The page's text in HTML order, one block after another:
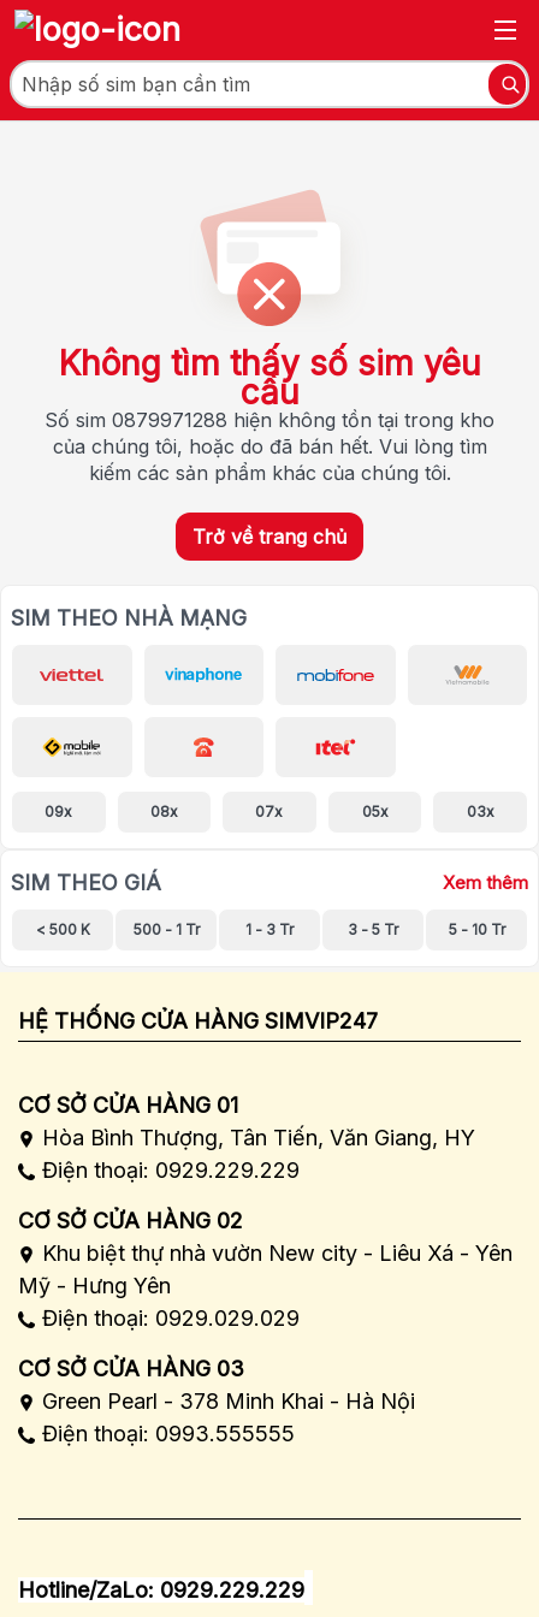
Không tìm thấy số sim yêu
cầu
Số sim 0879971288 hiện không tồn tại trong kho
của chúng tôi, hoặc do đã bán hết. Vui lòng tìm
kiếm các sản phẩm khác của chúng tôi.
Trở về trang chủ
SIM THEO NHÀ MẠNG
09x 08x 07x 05x 03x
SIM THEO GIÁ Xem thêm
< 500 K 500 - 1 Tr 1 - 3 Tr 3 - 5 Tr 5 - 10 Tr
HỆ THỐNG CỬA HÀNG SIMVIP247
CƠ SỞ CỬA HÀNG 01
Hòa Bình Thượng, Tân Tiến, Văn Giang, HY
Điện thoại: 0929.229.229
CƠ SỞ CỬA HÀNG 02
Khu biệt thự nhà vườn New city - Liêu Xá - Yên
Mỹ - Hưng Yên
Điện thoại: 0929.029.029
CƠ SỞ CỬA HÀNG 03
Green Pearl - 378 Minh Khai - Hà Nội
Điện thoại: 0993.555555
Hotline/ZaLo: 0929.229.229